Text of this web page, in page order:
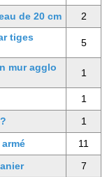
de 20 cm
2
tiges
5
mur agglo
1
1
1
11
7